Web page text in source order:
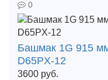
0
Башмак 1G 915
D65PX-12
3600 руб.